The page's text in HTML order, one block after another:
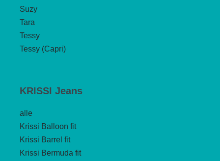
Suzy
Tara
Tessy
Tessy (Capri)
KRISSI Jeans
alle
Krissi Balloon fit
Krissi Barrel fit
Krissi Bermuda fit